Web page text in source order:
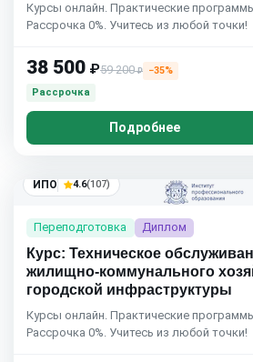
Курсы онлайн. Практические
Рассрочка 0%. Учитесь из любой точки!
38 500 ₽59 200₽
−35%
Рассрочка
Подробнее
ИПО 4.6(107)
Переподготовка Диплом
Курс: Техническое
жилищно-коммунального
городской инфраструктуры
Курсы онлайн. Практические
Рассрочка 0%. Учитесь из любой точки!